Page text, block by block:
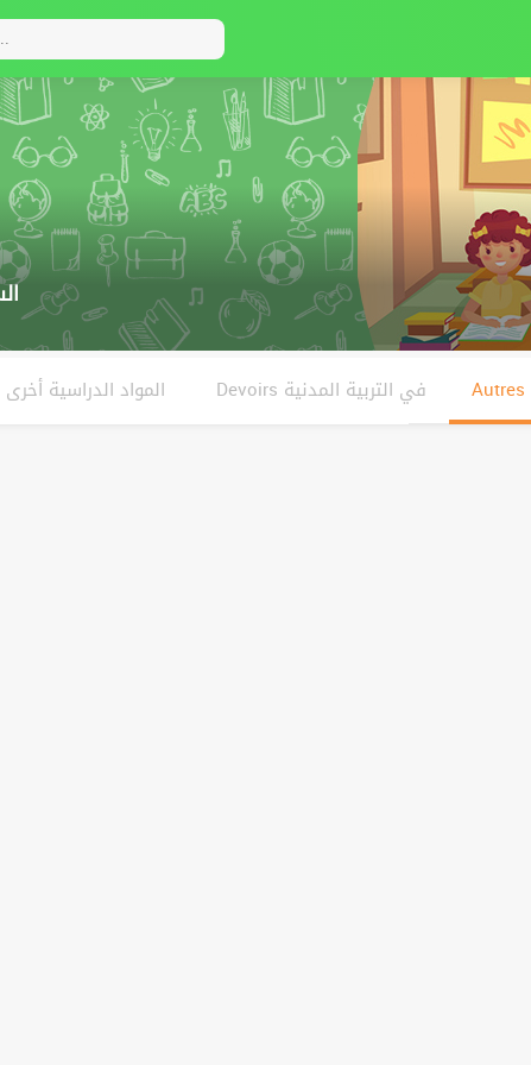
المواد الدراسية أخرى Devoirs في التربية المدنية